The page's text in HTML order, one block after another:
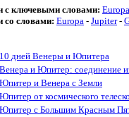
с ключевыми словами: Europa
со словами: Europa - Jupiter-
10 дней Венеры и Юпитера
Венера и Юпитер: соединение
Юпитер и Венера с Земли
Юпитер от космического
Юпитер с Большим Красным